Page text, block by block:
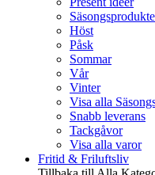
Höst
Påsk
Sommar
Vår
Vinter
Visa alla
Snabb leverans
Tackgåvor
Visa alla varor
Fritid & Friluftsliv